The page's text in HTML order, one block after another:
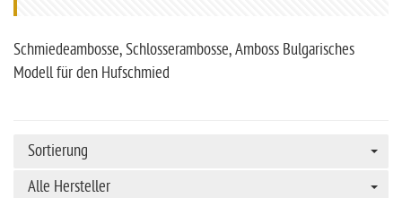
Schmiedeambosse, Schlosserambosse, Amboss Bulgarisches
Modell für den Hufschmied
Sortierung
Alle Hersteller